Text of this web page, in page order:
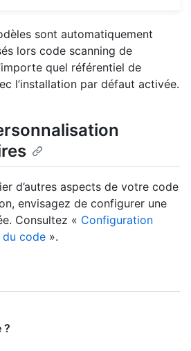
sont automatiquement
lors code scanning de
quel référentiel de
l’installation par défaut activée.
d’autres aspects de votre code
envisagez de configurer une
Consultez « Configuration
du code ».
?